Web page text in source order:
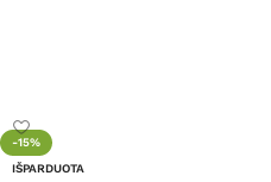
-15%
IŠPARDUOTA